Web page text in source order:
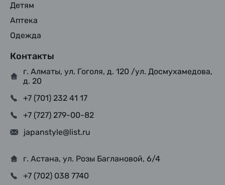
Детям
Аптека
Одежда
Контакты
г. Алматы, ул. Гоголя, д. 120 /ул. Досмухамедова,
д. 20
+7 (701) 232 41 17
+7 (727) 279-00-82
japanstyle@list.ru
г. Астана, ул. Розы Баглановой, 6/4
+7 (702) 038 7740